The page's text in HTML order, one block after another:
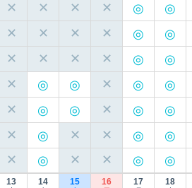
✕ ✕ ✕ ✕
✕ ✕ ✕ ✕
✕ ✕ ✕ ✕
✕ ✕
✕ ✕
✕ ✕ ✕
✕ ✕ ✕
13 14 15 16 17 18